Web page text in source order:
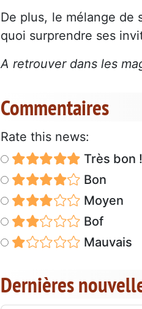
De plus, le mélange
quoi surprendre ses
A retrouver dans les
Commentaires
Rate this news:
Très bon !
Bon
Moyen
Bof
Mauvais
Dernières